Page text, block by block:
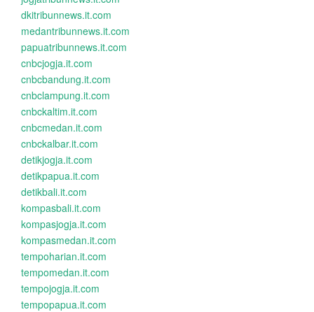
dkitribunnews.it.com
medantribunnews.it.com
papuatribunnews.it.com
cnbcjogja.it.com
cnbcbandung.it.com
cnbclampung.it.com
cnbckaltim.it.com
cnbcmedan.it.com
cnbckalbar.it.com
detikjogja.it.com
detikpapua.it.com
detikbali.it.com
kompasbali.it.com
kompasjogja.it.com
kompasmedan.it.com
tempoharian.it.com
tempomedan.it.com
tempojogja.it.com
tempopapua.it.com